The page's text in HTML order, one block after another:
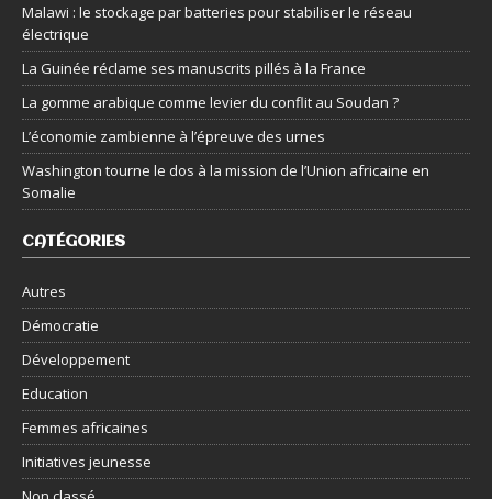
Malawi : le stockage par batteries pour stabiliser le réseau
électrique
La Guinée réclame ses manuscrits pillés à la France
La gomme arabique comme levier du conflit au Soudan ?
L’économie zambienne à l’épreuve des urnes
Washington tourne le dos à la mission de l’Union africaine en
Somalie
CATÉGORIES
Autres
Démocratie
Développement
Education
Femmes africaines
Initiatives jeunesse